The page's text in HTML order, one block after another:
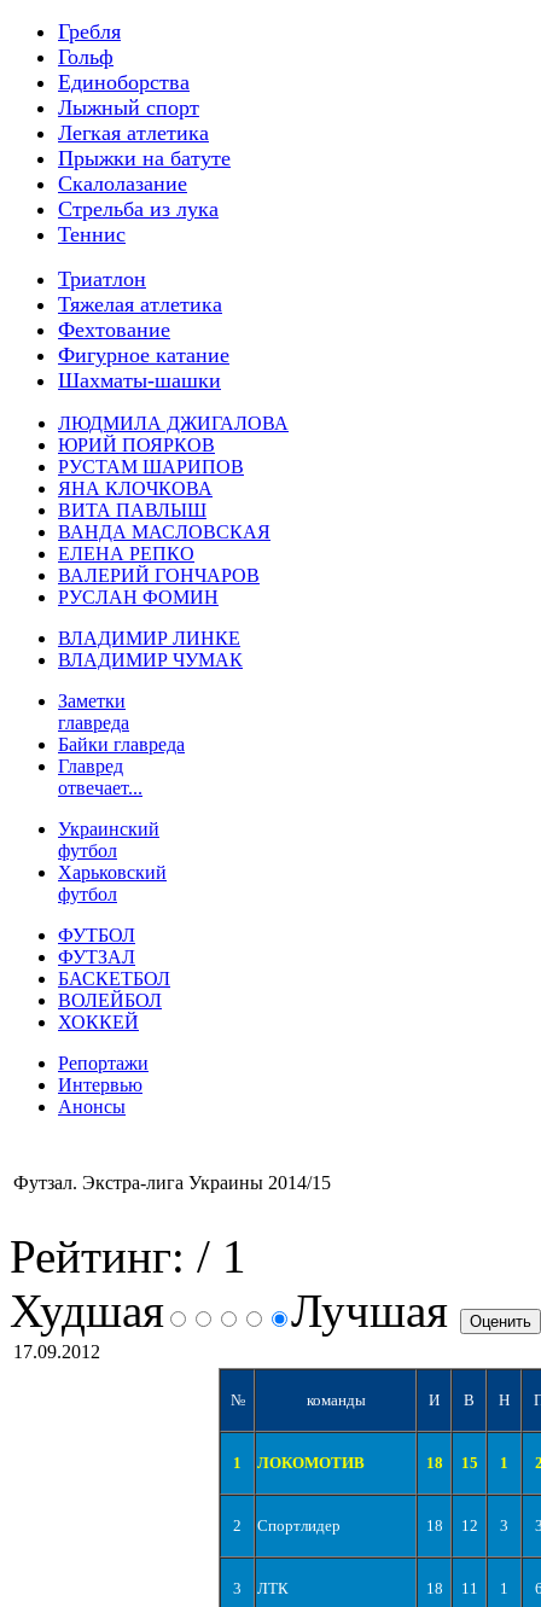
Гребля
Гольф
Единоборства
Лыжный спорт
Легкая атлетика
Прыжки на батуте
Скалолазание
Стрельба из лука
Теннис
Триатлон
Тяжелая атлетика
Фехтование
Фигурное катание
Шахматы-шашки
ЛЮДМИЛА ДЖИГАЛОВА
ЮРИЙ ПОЯРКОВ
РУСТАМ ШАРИПОВ
ЯНА КЛОЧКОВА
ВИТА ПАВЛЫШ
ВАНДА МАСЛОВСКАЯ
ЕЛЕНА РЕПКО
ВАЛЕРИЙ ГОНЧАРОВ
РУСЛАН ФОМИН
ВЛАДИМИР ЛИНКЕ
ВЛАДИМИР ЧУМАК
Заметки
главреда
Байки главреда
Главред
отвечает...
Украинский
футбол
Харьковский
футбол
ФУТБОЛ
ФУТЗАЛ
БАСКЕТБОЛ
ВОЛЕЙБОЛ
ХОККЕЙ
Репортажи
Интервью
Анонсы
Футзал. Экстра-лига Украины 2014/15
Рейтинг: / 1
Худшая
Лучшая
17.09.2012
№ команды И В Н
1 ЛОКОМОТИВ 18 15 1
2 Спортлидер 18 12 3
3 ЛТК 18 11 1